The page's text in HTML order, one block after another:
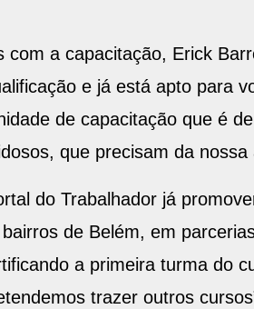
a capacitação, Erick
e já está apto para
de capacitação que é
que precisam da nossa
do Trabalhador já
de Belém, em
a primeira turma do
trazer outros